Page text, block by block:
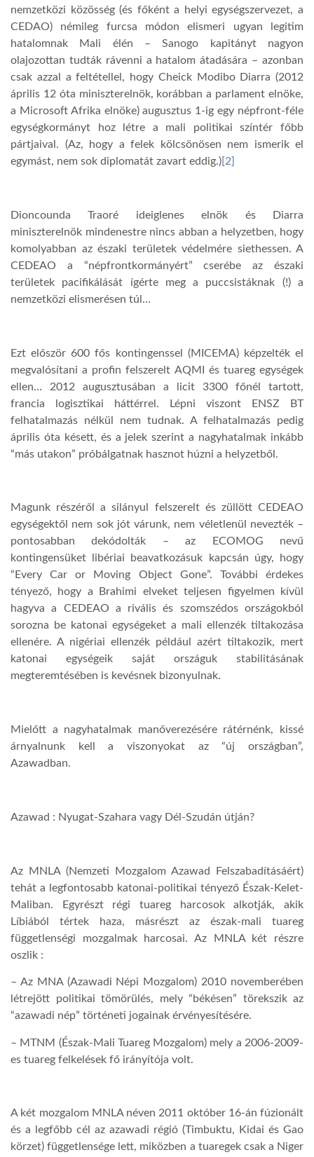
nemzetközi közösség (és főként a helyi egységszervezet, a
CEDAO) némileg furcsa módon elismeri ugyan legitim
hatalomnak Mali élén – Sanogo kapitányt nagyon
olajozottan tudták rávenni a hatalom átadására – azonban
csak azzal a feltétellel, hogy Cheick Modibo Diarra (2012
április 12 óta miniszterelnök, korábban a parlament elnöke,
a Microsoft Afrika elnöke) augusztus 1-ig egy népfront-féle
egységkormányt hoz létre a mali politikai színtér főbb
pártjaival. (Az, hogy a felek kölcsönösen nem ismerik el
egymást, nem sok diplomatát zavart eddig.) [2]
Dioncounda Traoré ideiglenes elnök és Diarra
miniszterelnök mindenestre nincs abban a helyzetben, hogy
komolyabban az északi területek védelmére siethessen. A
CEDEAO a “népfrontkormányért” cserébe az északi
területek pacifikálását ígérte meg a puccsistáknak (!) a
nemzetközi elismerésen túl…
Ezt először 600 fős kontingenssel (MICEMA) képzelték el
megvalósítani a profin felszerelt AQMI és tuareg egységek
ellen… 2012 augusztusában a licit 3300 főnél tartott,
francia logisztikai háttérrel. Lépni viszont ENSZ BT
felhatalmazás nélkül nem tudnak. A felhatalmazás pedig
április óta késett, és a jelek szerint a nagyhatalmak inkább
“más utakon” próbálgatnak hasznot húzni a helyzetből.
Magunk részéről a silányul felszerelt és züllött CEDEAO
egységektől nem sok jót várunk, nem véletlenül nevezték –
pontosabban dekódolták – az ECOMOG nevű
kontingensüket libériai beavatkozásuk kapcsán úgy, hogy
“Every Car or Moving Object Gone”. További érdekes
tényező, hogy a Brahimi elveket teljesen figyelmen kívül
hagyva a CEDEAO a rivális és szomszédos országokból
sorozna be katonai egységeket a mali ellenzék tiltakozása
ellenére. A nigériai ellenzék például azért tiltakozik, mert
katonai egységeik saját országuk stabilitásának
megteremtésében is kevésnek bizonyulnak.
Mielőtt a nagyhatalmak manőverezésére rátérnénk, kissé
árnyalnunk kell a viszonyokat az “új országban”,
Azawadban.
Azawad : Nyugat-Szahara vagy Dél-Szudán útján?
Az MNLA (Nemzeti Mozgalom Azawad Felszabadításáért)
tehát a legfontosabb katonai-politikai tényező Észak-Kelet-
Maliban. Egyrészt régi tuareg harcosok alkotják, akik
Líbiából tértek haza, másrészt az észak-mali tuareg
függetlenségi mozgalmak harcosai. Az MNLA két részre
oszlik :
– Az MNA (Azawadi Népi Mozgalom) 2010 novemberében
létrejött politikai tömörülés, mely “békésen” törekszik az
“azawadi nép” történeti jogainak érvényesítésére.
– MTNM (Észak-Mali Tuareg Mozgalom) mely a 2006-2009-
es tuareg felkelések fő irányítója volt.
A két mozgalom MNLA néven 2011 október 16-án fúzionált
és a legfőbb cél az azawadi régió (Timbuktu, Kidai és Gao
körzet) függetlensége lett, miközben a tuaregek csak a Niger